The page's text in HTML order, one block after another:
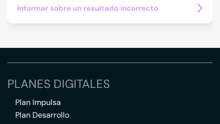
Informar sobre un resultado incorrecto
PLANES DIGITALES
Plan Impulsa
Plan Desarrollo